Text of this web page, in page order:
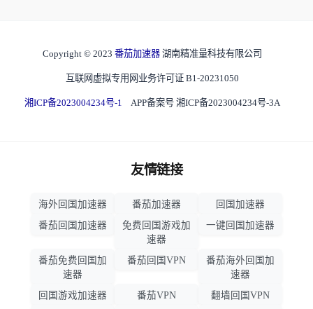
Copyright © 2023 番茄加速器 湖南精准量科技有限公司
互联网虚拟专用网业务许可证 B1-20231050
湘ICP备2023004234号-1 APP备案号 湘ICP备2023004234号-3A
友情链接
海外回国加速器 番茄加速器
回国加速器
番茄回国加速器
免费回国游戏加
速器
一键回国加速器
番茄免费回国加
速器
番茄回国VPN
番茄海外回国加
速器
回国游戏加速器
番茄VPN 翻墙回国VPN